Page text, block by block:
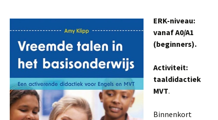
ERK-niveau:
vanaf A0/A1
(beginners).
Activiteit:
taaldidactiek
MVT.
Binnenkort